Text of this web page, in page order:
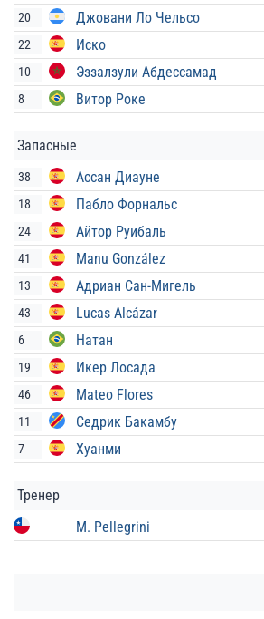
20 Джовани Ло Чельсо
22 Иско
10 Эззалзули Абдессамад
8 Витор Роке
Запасные
38 Ассан Диауне
18 Пабло Форнальс
24 Айтор Руибаль
41 Manu González
13 Адриан Сан-Мигель
43 Lucas Alcázar
6 Натан
19 Икер Лосада
46 Mateo Flores
11 Седрик Бакамбу
7 Хуанми
Тренер
M. Pellegrini